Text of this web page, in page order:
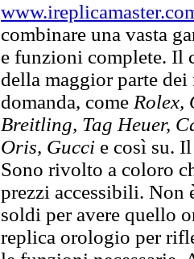
combinare una vasta
e funzioni complete. Il
della maggior parte
domanda, come Rolex,
Breitling, Tag Heuer,
Oris, Gucci e così su.
Sono rivolto a coloro
prezzi accessibili. Non
soldi per avere quello
replica orologio per